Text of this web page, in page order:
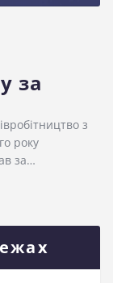
за
з
року
за…